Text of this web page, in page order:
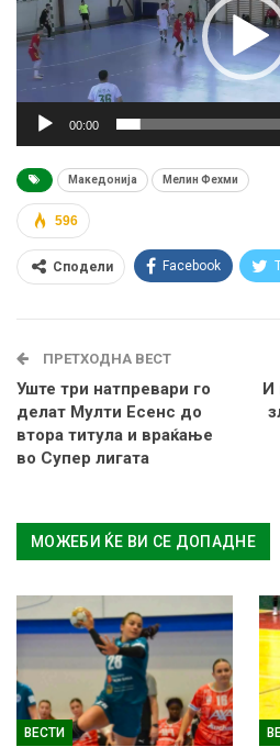
00:00
Македонија Мелин Фехми
596
Сподели Facebook
ПРЕТХОДНА ВЕСТ
Уште три натпревари го
делат Мулти Есенс до
втора титула и враќање
во Супер лигата
И
МОЖЕБИ ЌЕ ВИ СЕ ДОПАДНЕ
ВЕСТИ